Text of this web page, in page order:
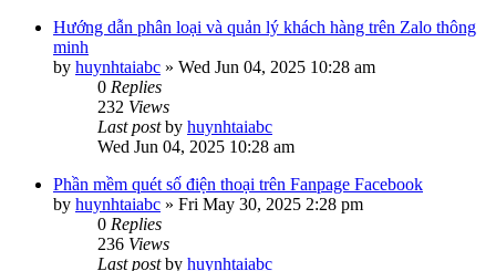
Hướng dẫn phân loại và quản lý khách hàng trên Zalo thông
minh
by huynhtaiabc » Wed Jun 04, 2025 10:28 am
0 Replies
232 Views
Last postby huynhtaiabc
Wed Jun 04, 2025 10:28 am
Phần mềm quét số điện thoại trên Fanpage Facebook
by huynhtaiabc » Fri May 30, 2025 2:28 pm
0 Replies
236 Views
Last postby huynhtaiabc